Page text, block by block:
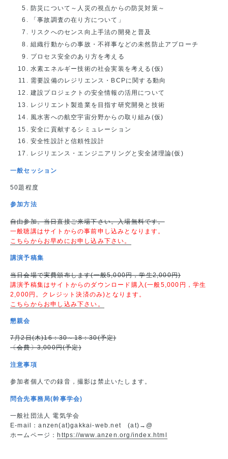
防災について～人災の視点からの防災対策～
「事故調査の在り方について」
リスクへのセンス向上手法の開発と普及
組織行動からの事故・不祥事などの未然防止アプローチ
プロセス安全のあり方を考える
水素エネルギー技術の社会実装を考える(仮)
需要設備のレジリエンス・BCPに関する動向
建設プロジェクトの安全情報の活用について
レジリエント製造業を目指す研究開発と技術
風水害への航空宇宙分野からの取り組み(仮)
安全に貢献するシミュレーション
安全性設計と信頼性設計
レジリエンス・エンジニアリングと安全諸理論(仮)
一般セッション
50題程度
参加方法
自由参加。当日直接ご来場下さい。入場無料です。
一般聴講はサイトからの事前申し込みとなります。
こちらからお早めにお申し込み下さい。
講演予稿集
当日会場で実費頒布します(一般5,000円，学生2,000円)
講演予稿集はサイトからのダウンロード購入(一般5,000円，学生
2,000円。クレジット決済のみ)となります。
こちらからお申し込み下さい。
懇親会
7月2日(木)16：30～18：30(予定)
〔会費〕3,000円(予定)
注意事項
参加者個人での録音，撮影は禁止いたします。
問合先事務局(幹事学会)
一般社団法人 電気学会
E-mail：anzen(at)gakkai-web.net (at)→@
ホームページ： https://www.anzen.org/index.html